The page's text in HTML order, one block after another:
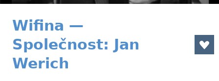
Wifina —
Společnost: Jan
Werich